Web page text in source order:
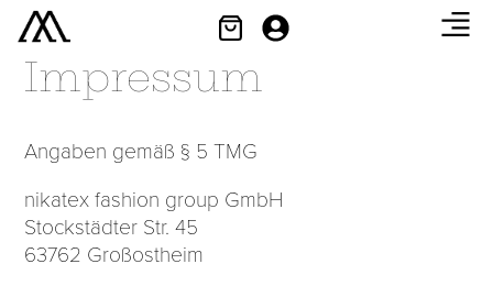
Impressum
Angaben gemäß § 5 TMG
nikatex fashion group GmbH
Stockstädter Str. 45
63762 Großostheim